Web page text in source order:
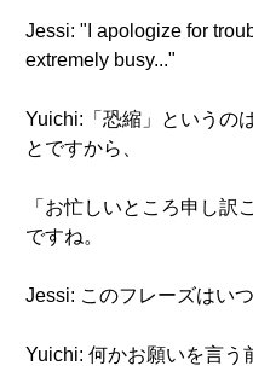
Jessi: "I apologize for
extremely busy..."
Yuichi:「恐縮」というの
とですから、
「お忙しいところ申し訳
ですね。
Jessi: このフレーズはい
Yuichi: 何かお願いを言う